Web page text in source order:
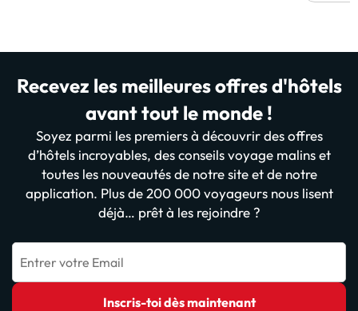
Recevez les meilleures offres d'hôtels
avant tout le monde !
Soyez parmi les premiers à découvrir des offres
d’hôtels incroyables, des conseils voyage malins et
toutes les nouveautés de notre site et de notre
application. Plus de 200 000 voyageurs nous lisent
déjà… prêt à les rejoindre ?
Entrer votre Email
Inscris-toi dès maintenant